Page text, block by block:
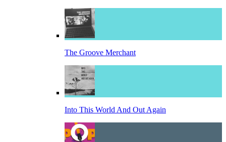
The Groove Merchant
Into This World And Out Again